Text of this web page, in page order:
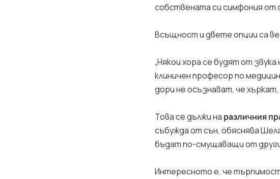
собствената си симфония от
Всъщност и двете опции са
„Някои хора се будят от
клиничен професор по
дори не осъзнават, че
Това се дължи на различния
събужда от сън, обяснява
бъдат по-смущаващи от
Интересното е, че